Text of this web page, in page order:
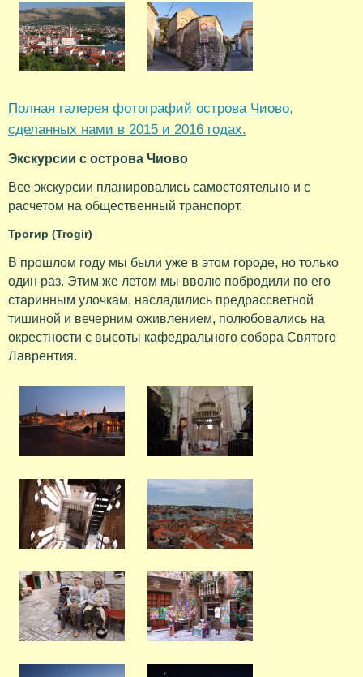
Полная галерея фотографий острова Чиово,
сделанных нами в 2015 и 2016 годах.
Экскурсии с острова Чиово
Все экскурсии планировались самостоятельно и с
расчетом на общественный транспорт.
Трогир (Trogir)
В прошлом году мы были уже в этом городе, но только
один раз. Этим же летом мы вволю побродили по его
старинным улочкам, насладились предрассветной
тишиной и вечерним оживлением, полюбовались на
окрестности с высоты кафедрального собора Святого
Лаврентия.